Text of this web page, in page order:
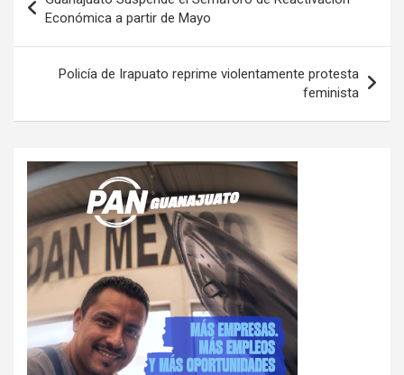
de
entradas
Económica a partir de Mayo
Policía de Irapuato reprime violentamente protesta
feminista